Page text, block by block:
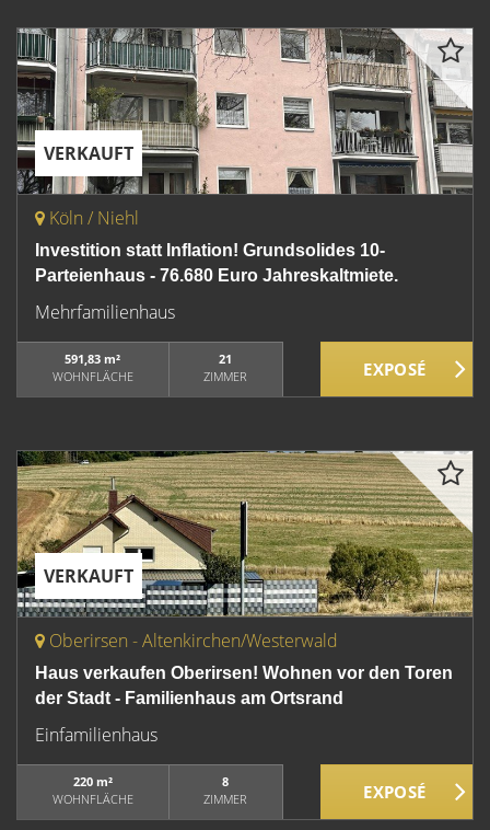
VERKAUFT
Köln / Niehl
Investition statt Inflation! Grundsolides 10-
Parteienhaus - 76.680 Euro Jahreskaltmiete.
Mehrfamilienhaus
591,83 m²
WOHNFLÄCHE
21
ZIMMER
VERKAUFT
Oberirsen - Altenkirchen/Westerwald
Haus verkaufen Oberirsen! Wohnen vor den Toren
der Stadt - Familienhaus am Ortsrand
Einfamilienhaus
220 m²
WOHNFLÄCHE
8
ZIMMER